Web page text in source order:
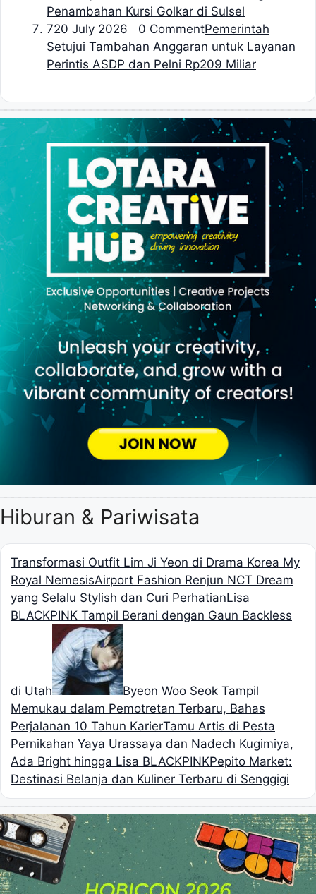
Penambahan Kursi Golkar di Sulsel
720 July 2026 0 CommentPemerintah
Setujui Tambahan Anggaran untuk Layanan
Perintis ASDP dan Pelni Rp209 Miliar
Hiburan & Pariwisata
Transformasi Outfit Lim Ji Yeon di Drama Korea My
Royal NemesisAirport Fashion Renjun NCT Dream
yang Selalu Stylish dan Curi PerhatianLisa
BLACKPINK Tampil Berani dengan Gaun Backless
di Utah
Byeon Woo Seok Tampil
Memukau dalam Pemotretan Terbaru, Bahas
Perjalanan 10 Tahun KarierTamu Artis di Pesta
Pernikahan Yaya Urassaya dan Nadech Kugimiya,
Ada Bright hingga Lisa BLACKPINKPepito Market:
Destinasi Belanja dan Kuliner Terbaru di Senggigi